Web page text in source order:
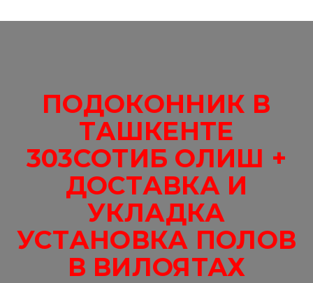
ПОДОКОННИК В
ТАШКЕНТЕ
303СОТИБ ОЛИШ +
ДОСТАВКА И
УКЛАДКА
УСТАНОВКА ПОЛОВ
В ВИЛОЯТАХ